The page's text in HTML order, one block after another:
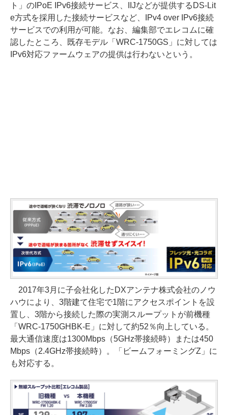
ト」のIPoE IPv6接続サービス、IIJなどが提供するDS-Lit
e方式を採用した接続サービスなど、IPv4 over IPv6接続
サービスでの利用が可能。なお、編集部でエレコムに確
認したところ、既存モデル「WRC-1750GS」に対しては
IPv6対応ファームウェアの提供は行わないという。
2017年3月に子会社化したDXアンテナ株式会社のノウ
ハウにより、3階建て住宅で1階にアクセスポイントを設
置し、3階から接続した際の実測スループットが前機種
「WRC-1750GHBK-E」に対して約52％向上している。
最大通信速度は1300Mbps（5GHz帯接続時）または450
Mbps（2.4GHz帯接続時）。「ビームフォーミングZ」に
も対応する。